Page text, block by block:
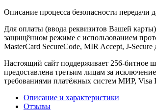
Описание процесса безопасности передачи
Для оплаты (ввода реквизитов Вашей
защищённом режиме с использованием
MasterCard SecureCode, MIR Accept, J-
Настоящий сайт поддерживает 256-
предоставлена третьим лицам за
требованиями платёжных систем МИР, Visa
Описание и характеристики
Отзывы